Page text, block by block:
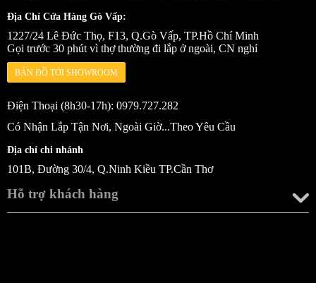
Địa Chỉ Cửa Hàng Gò Vấp:
1227/24 Lê Đức Thọ, F13, Q.Gò Vấp, TP.Hồ Chí Minh
Gọi trước 30 phút vì thợ thường đi lắp ở ngoài, CN nghỉ
BẢN ĐỒ TỚI SHOWROOM
Điện Thoại (8h30-17h): 0979.727.282
Có Nhận Lắp Tận Nơi, Ngoài Giờ...Theo Yêu Cầu
Địa chỉ chi nhánh
101B, Đường 30/4, Q.Ninh Kiều TP.Cần Thơ
Hỗ trợ khách hàng